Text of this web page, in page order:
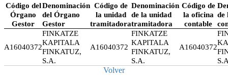
Código del
Órgano
Gestor
Denominación
del Órgano
Gestor
Código de
la unidad
tramitadora
Denominación
de la unidad
tramitadora
Código de
la oficina
contable
de
A16040372
FINKATZE
KAPITALA
FINKATUZ,
S.A.
A16040372
FINKATZE
KAPITALA
FINKATUZ,
S.A.
A16040372
Volver